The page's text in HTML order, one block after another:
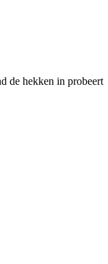
de hekken in probeert